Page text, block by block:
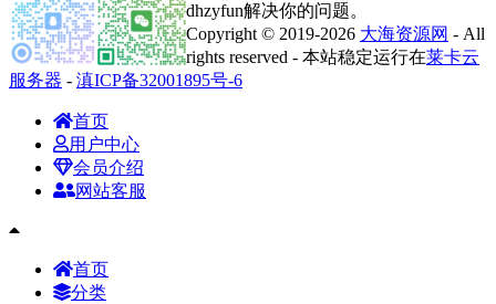
dhzyfun解决你的问题。
Copyright © 2019-2026 大海资源网 - All
rights reserved - 本站稳定运行在莱卡云
服务器 - 滇ICP备32001895号-6
首页
用户中心
会员介绍
网站客服
首页
分类